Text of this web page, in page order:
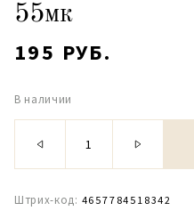
55мк
195 РУБ.
В наличии
Штрих-код: 4657784518342